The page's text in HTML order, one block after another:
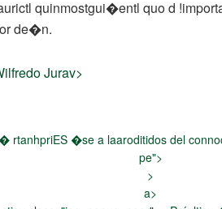
quinmostgui�entl quo d
de�n.
Jurav>
rtanhpriES�se a laaroditidos del
pe">
>
a>